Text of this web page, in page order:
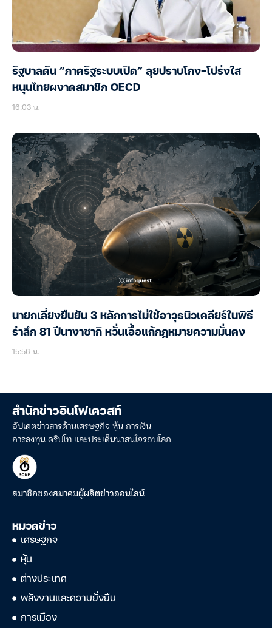
รัฐบาลดัน “ภาครัฐระบบเปิด” ลุยปราบโกง-โปร่งใส
หนุนไทยผงาดสมาชิก OECD
16:03 น.
นายกเลี่ยงยืนยัน 3 หลักการไม่ใช้อาวุธนิวเคลียร์ในพิธี
รำลึก 81 ปีนางาซากิ หวั่นเอื้อแก้กฎหมายความมั่นคง
15:56 น.
สำนักข่าวอินโฟเควสท์
อัปเดตข่าวสารด้านเศรษฐกิจ หุ้น การเงิน
การลงทุน คริปโท และประเด็นน่าสนใจรอบโลก
สมาชิกของสมาคมผู้ผลิตข่าวออนไลน์
หมวดข่าว
เศรษฐกิจ
หุ้น
ต่างประเทศ
พลังงานและความยั่งยืน
การเมือง